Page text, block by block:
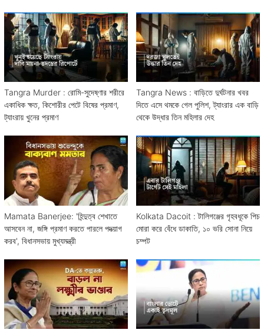
Tangra Murder : রোমি-সুদেষ্ণার শরীরে
একাধিক ক্ষত, কিশোরীর পেটে বিষের প্রমাণ,
ট্যাংরায় খুনের প্রমাণ
Tangra News : বাড়িতে দুর্ঘটনার খবর
দিতে এসে থমকে গেল পুলিশ, ট্যাংরার এক বাড়ি
থেকে উদ্ধার তিন মহিলার দেহ
Mamata Banerjee: 'হিন্দুত্ব শেখাতে
আসবেন না, জঙ্গি প্রমাণ করতে পারলে পদত্য়াগ
করব', বিধানসভায় মুখ্যমন্ত্রী
Kolkata Dacoit : টালিগঞ্জের গৃহবধূকে পিচ
মোরা করে বেঁধে ডাকাতি, ১০ ভরি সোনা নিয়ে
চম্পট